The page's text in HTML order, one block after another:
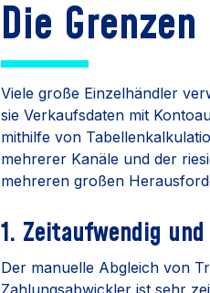
Die
Viele große Einzelhändler
sie Verkaufsdaten mit
mithilfe von
mehrerer Kanäle und der
mehreren großen
1. Zeitaufwendig
Der manuelle Abgleich von
Zahlungsabwickler ist sehr